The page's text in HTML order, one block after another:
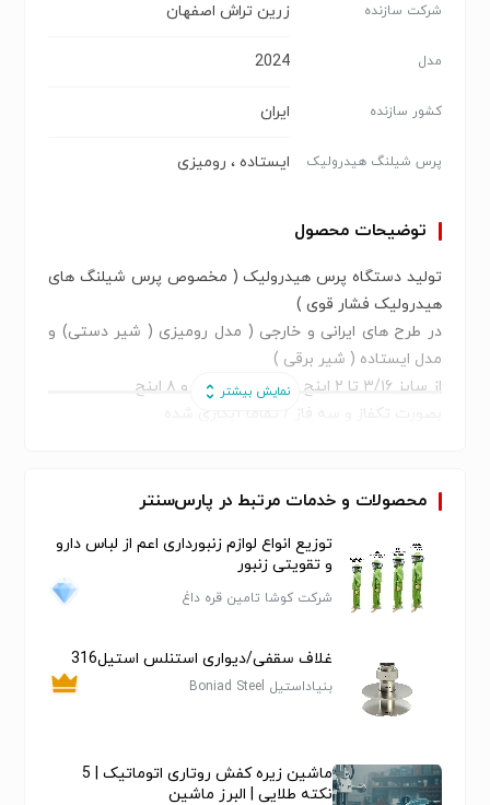
شرکت سازنده زرین تراش اصفهان
مدل 2024
کشور سازنده ایران
پرس شیلنگ هیدرولیک ایستاده ، رومیزی
توضیحات محصول
تولید دستگاه پرس هیدرولیک ( مخصوص پرس شیلنگ های
هیدرولیک فشار قوی )
در طرح های ایرانی و خارجی ( مدل رومیزی ( شیر دستی) و
مدل ایستاده ( شیر برقی )
از سایز ۳/۱۶ تا ۲ اینچ ، ۳ اینچ ، ۴ اینچ و ۸ اینچ
بصورت تکفاز و سه فاز / تماما آبکاری شده
با بهره گیری از بهترین متریال مصرفی
یکسال گارانتی حق تعویض کالا
خدمات پس از فروش مادام العمر
اموزش حضوری و کاملا رایگان
( خریدی امن را با ما تجربه کنید)
محصولات و خدمات مرتبط در پارس‌سنتر
توزیع انواع لوازم زنبورداری اعم از لباس دارو
و تقویتی زنبور
شرکت کوشا تامین قره داغ
غلاف سقفی/دیواری استنلس استیل316
بنیاداستیل Boniad Steel
ماشین زیره کفش روتاری اتوماتیک | 5
نکته طلایی | البرز ماشین